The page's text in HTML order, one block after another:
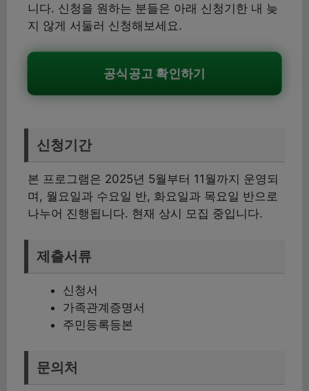
니다. 신청을 원하는 분들은 아래 신청기한 내 늦
지 않게 서둘러 신청해보세요.
공식공고 확인하기
신청기간
본 프로그램은 2025년 5월부터 11월까지 운영되
며, 월요일과 수요일 반, 화요일과 목요일 반으로
나누어 진행됩니다. 현재 상시 모집 중입니다.
제출서류
신청서
가족관계증명서
주민등록등본
문의처